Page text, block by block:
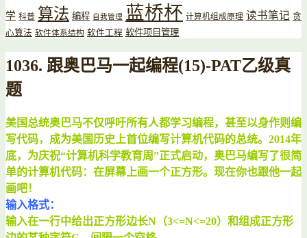
学 科普 算法 编程 自我管理 蓝桥杯 计算机组成原理 读书笔记 贪
心算法 软件体系结构 软件工程 软件项目管理
1036. 跟奥巴马一起编程(15)-PAT乙级真
题
美国总统奥巴马不仅呼吁所有人都学习编程，甚至以身作则编
写代码，成为美国历史上首位编写计算机代码的总统。 2014年
底，为庆祝“计算机科学教育周”正式启动，奥巴马编写了很简
单的计算机代码：在屏幕上画一个正方形。 现在你也跟他一起
画吧！
输入格式：
输入在一行中给出正方形边长N（3<=N<=20）和组成正方形